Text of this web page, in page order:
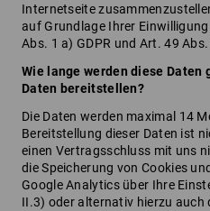
Internetseite
auf Grundlage Ihrer
Abs. 1 a) GDPR und Art. 49 Abs.
Wie lange werden diese Daten
Daten bereitstellen?
Die Daten werden maximal 14
Bereitstellung dieser Daten ist
einen Vertragsschluss mit uns
die Speicherung von Cookies
Google Analytics über Ihre
II.3) oder alternativ hierzu auch